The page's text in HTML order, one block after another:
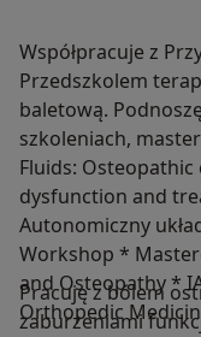
Współpracuje z
Przedszkolem
baletową.
szkoleniach,
Fluids:
dysfunction and
Autonomiczny
Workshop *
and Osteopathy *
Orthopedic
Pracuję z bólem
zaburzeniami